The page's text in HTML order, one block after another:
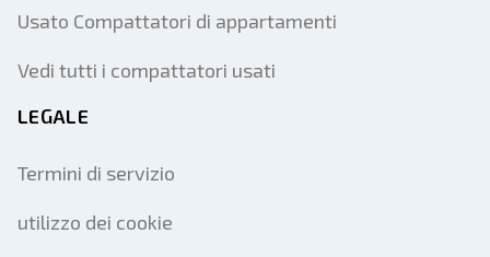
Usato Compattatori di appartamenti
Vedi tutti i compattatori usati
LEGALE
Termini di servizio
utilizzo dei cookie